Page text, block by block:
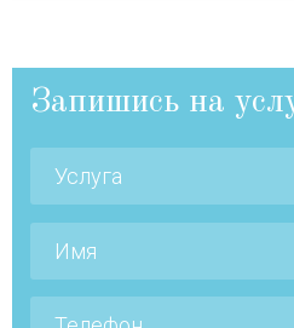
Запишись на